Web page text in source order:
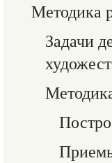
Методика
Задачи